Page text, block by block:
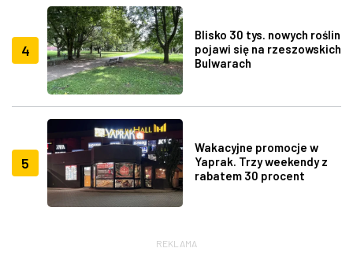
4
Blisko 30 tys. nowych roślin
pojawi się na rzeszowskich
Bulwarach
5
Wakacyjne promocje w
Yaprak. Trzy weekendy z
rabatem 30 procent
REKLAMA